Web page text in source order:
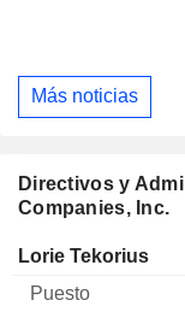
Más noticias
Directivos y
Companies, Inc.
Director Puesto
Lorie Tekorius